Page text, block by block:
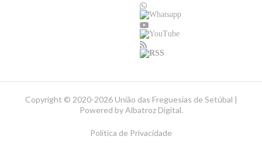
Copyright © 2020-2026 União das Freguesias de Setúbal |
Powered byAlbatroz Digital.
Política de Privacidade